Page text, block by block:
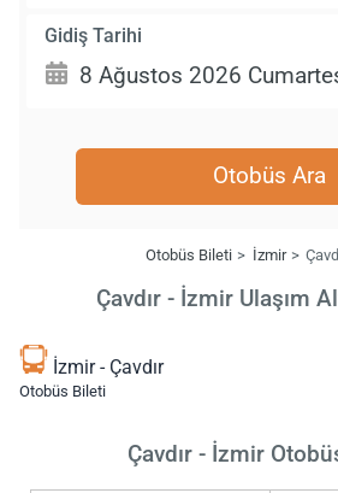
Gidiş Tarihi
Otobüs Ara
Otobüs Bileti İzmir
Çavdır - İzmir Ulaşım
İzmir - Çavdır
Otobüs Bileti
Çavdır - İzmir